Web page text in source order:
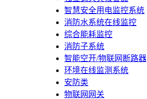
智慧安全用电监控系统
消防水系统在线监控
综合能耗监控
消防子系统
智能空开/物联网断路器
环境在线监测系统
安防类
物联网网关